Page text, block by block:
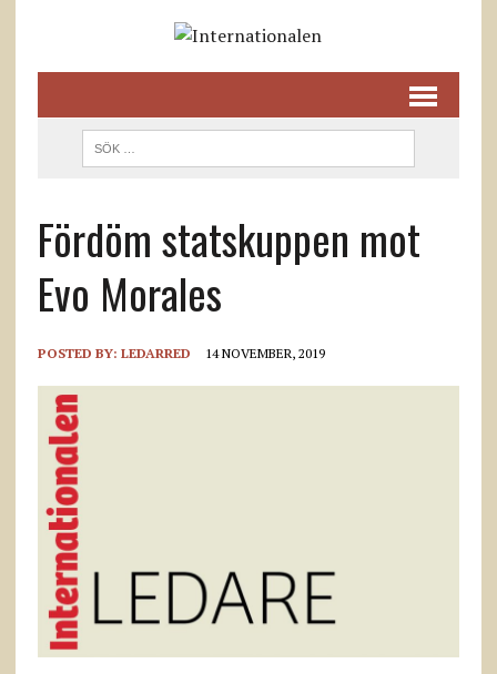
Fördöm statskuppen mot
Evo Morales
POSTED BY: LEDARRED 14 NOVEMBER, 2019